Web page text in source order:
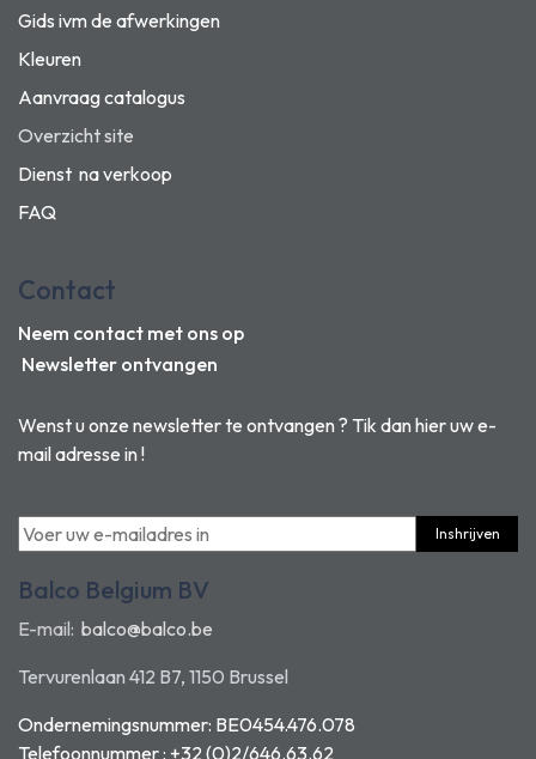
Gids ivm de afwerkingen
Kleuren
Aanvraag catalogus
Overzicht site
Dienst na verkoop
FAQ
Wenst u onze newsletter te ontvangen ? Tik dan hier uw e-
mail adresse in !
Inshrijven
Balco Belgium BV
E-mail: balco@balco.be
Tervurenlaan 412 B7, 1150 Brussel
Ondernemingsnummer: BE0454.476.078
Telefoonnummer : +32 (0)2/646.63.62
Contact
Neem contact met ons op
Newsletter ontvangen